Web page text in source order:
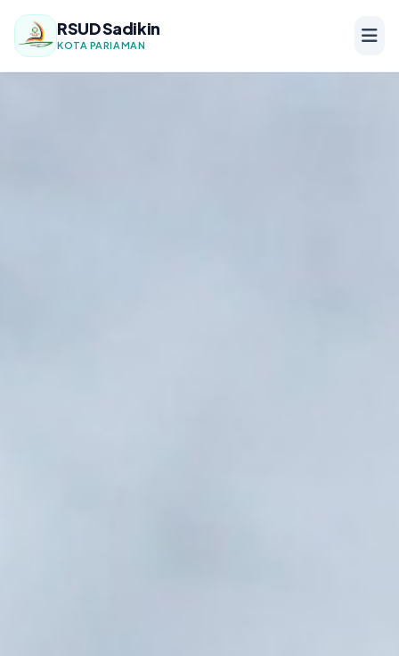
RSUD Sadikin
KOTA PARIAMAN